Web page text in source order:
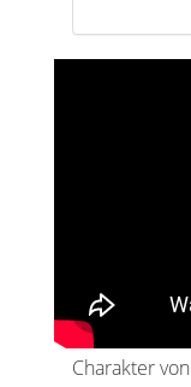
Bergland
Olur ist ein
Erzurum –